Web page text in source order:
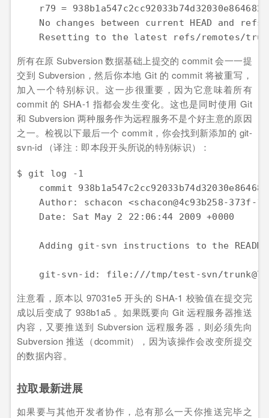
r79 =
No changes between current HEAD and
Resetting to the latest refs/remotes/
所有在原 Subversion 数据基础上提交的 commit 会一一提
交到 Subversion，然后你本地 Git 的 commit 将被重写，
加入一个特别标识。这一步很重要，因为它意味着所有
commit 的 SHA-1 指都会发生变化。这也是同时使用 Git
和 Subversion 两种服务作为远程服务不是个好主意的原因
之一。检视以下最后一个 commit，你会找到新添加的 git-
svn-id （译注：即本段开头所说的特别标识）：
$ git log -1
commit
Author: schacon <schacon@4c93b258-373f-
    Date: Sat May 2 22:06:44 2009 +0000
    Adding git-svn instructions to the README
git-svn-id: file:///tmp/test-svn/
注意看，原本以 97031e5 开头的 SHA-1 校验值在提交完
成以后变成了 938b1a5 。如果既要向 Git 远程服务器推送
内容，又要推送到 Subversion 远程服务器，则必须先向
Subversion 推送（dcommit），因为该操作会改变所提交
的数据内容。
拉取最新进展
如果要与其他开发者协作，总有那么一天你推送完毕之